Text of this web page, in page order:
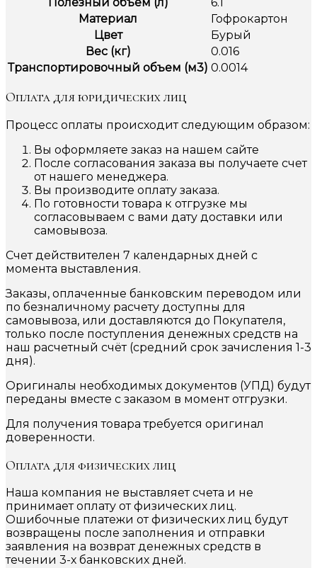
Материал
Гофрокартон
Цвет
Бурый
Вес (кг)
0.016
Транспортировочный объем (м3) 0.0014
Оплата для юридических лиц
Процесс оплаты происходит следующим образом:
Вы оформляете заказ на нашем сайте
После согласования заказа вы получаете счет
от нашего менеджера.
Вы производите оплату заказа.
По готовности товара к отгрузке мы
согласовываем с вами дату доставки или
самовывоза.
Счет действителен 7 календарных дней с
момента выставления.
Заказы, оплаченные банковским переводом или
по безналичному расчету доступны для
самовывоза, или доставляются до Покупателя,
только после поступления денежных средств на
наш расчетный счёт (средний срок зачисления 1-3
дня).
Оригиналы необходимых документов (УПД) будут
переданы вместе с заказом в момент отгрузки.
Для получения товара требуется оригинал
доверенности.
Оплата для физических лиц
Наша компания не выставляет счета и не
принимает оплату от физических лиц.
Ошибочные платежи от физических лиц будут
возвращены после заполнения и отправки
заявления на возврат денежных средств в
течении 3-х банковских дней.